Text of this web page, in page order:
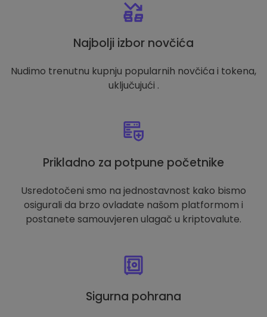
Najbolji izbor novčića
Nudimo trenutnu kupnju popularnih novčića i tokena,
uključujući .
Prikladno za potpune početnike
Usredotočeni smo na jednostavnost kako bismo
osigurali da brzo ovladate našom platformom i
postanete samouvjeren ulagač u kriptovalute.
Sigurna pohrana